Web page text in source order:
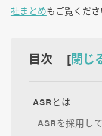
社まとめもご覧くださ
目次 [閉じ
ASRとは
ASRを採用し